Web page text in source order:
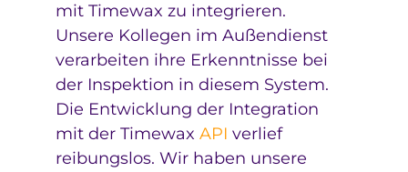
mit Timewax zu integrieren.
Unsere Kollegen im Außendienst
verarbeiten ihre Erkenntnisse bei
der Inspektion in diesem System.
Die Entwicklung der Integration
mit der Timewax API verlief
reibungslos. Wir haben unsere